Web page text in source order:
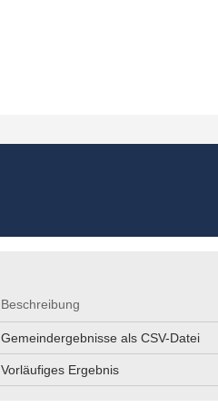
Beschreibung
Gemeindergebnisse als CSV-Datei
Vorläufiges Ergebnis